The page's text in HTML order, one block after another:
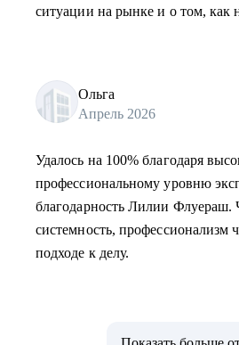
ситуации на рынке и о том, как
Ольга
Апрель 2026
Удалось на 100% благодаря
профессиональному уровню
благодарность Лилии Флуераш.
системность, профессионализм
подходе к делу.